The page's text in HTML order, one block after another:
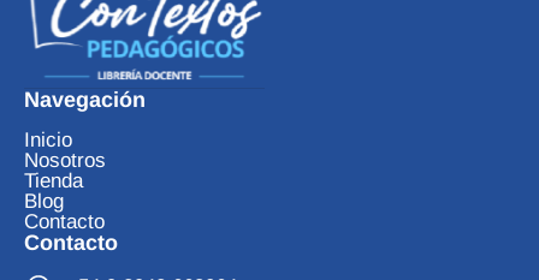
Navegación
Inicio
Nosotros
Tienda
Blog
Contacto
Contacto